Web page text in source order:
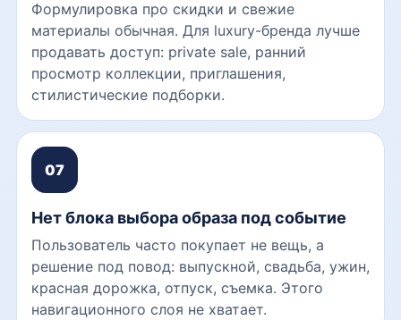
Формулировка про скидки и свежие
материалы обычная. Для luxury-бренда лучше
продавать доступ: private sale, ранний
просмотр коллекции, приглашения,
стилистические подборки.
07
Нет блока выбора образа под событие
Пользователь часто покупает не вещь, а
решение под повод: выпускной, свадьба, ужин,
красная дорожка, отпуск, съемка. Этого
навигационного слоя не хватает.